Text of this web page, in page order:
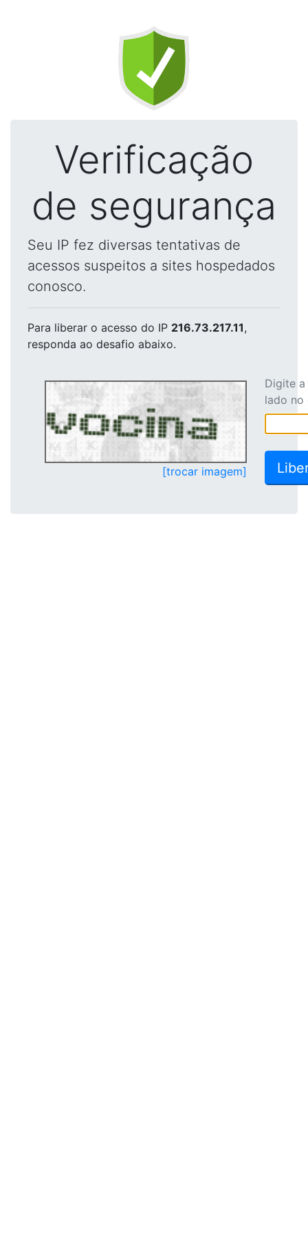
Verificação
de segurança
Seu IP fez diversas tentativas de
acessos suspeitos a sites hospedados
conosco.
Para liberar o acesso do IP 216.73.217.11,
responda ao desafio abaixo.
[trocar imagem]
Digite
lado no